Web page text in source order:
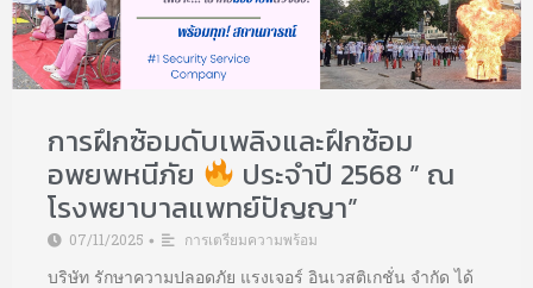
การฝึกซ้อมดับเพลิงและฝึกซ้อม
อพยพหนีภัย
ประจำปี 2568 ” ณ
โรงพยาบาลแพทย์ปัญญา”
07/11/2025 • การเตรียมความพร้อม
บริษัท รักษาความปลอดภัย แรงเจอร์ อินเวสติเกชั่น จำกัด ได้